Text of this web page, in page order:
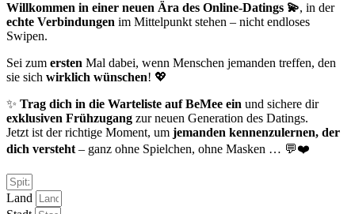
Willkommen in einer neuen Ära des Online-Datings 💫, in der
echte Verbindungen im Mittelpunkt stehen – nicht endloses
Swipen.
Sei zum ersten Mal dabei, wenn Menschen jemanden treffen, den
sie sich wirklich wünschen! 💖
✨ Trag dich in die Warteliste auf BeMee ein und sichere dir
exklusiven Frühzugang zur neuen Generation des Datings.
Jetzt ist der richtige Moment, um jemanden kennenzulernen, der
dich versteht – ganz ohne Spielchen, ohne Masken … 💬❤️
Land